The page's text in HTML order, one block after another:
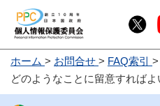
ホーム お問合せ FAQ索引
どのようなことに留意すればよ